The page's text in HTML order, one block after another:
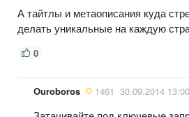
А тайтлы и метаописания куда
делать уникальные на каждую
0
Ouroboros 1461 30.09.2014 13:00